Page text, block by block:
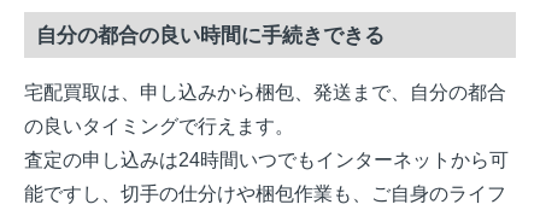
自分の都合の良い時間に手続きできる
宅配買取は、申し込みから梱包、発送まで、自分の都合
の良いタイミングで行えます。
査定の申し込みは24時間いつでもインターネットから可
能ですし、切手の仕分けや梱包作業も、ご自身のライフ